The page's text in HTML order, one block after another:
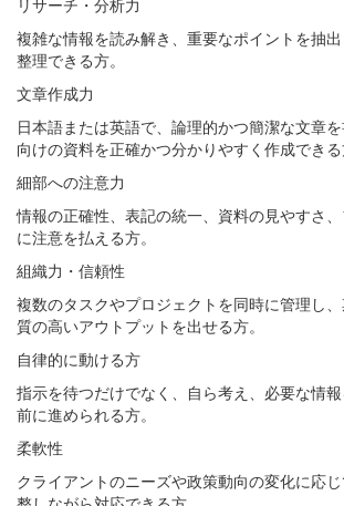
リサーチ・分析力
複雑な情報を読み解き、重要なポイントを抽出
整理できる方。
文章作成力
日本語または英語で、論理的かつ簡潔な文章
向けの資料を正確かつ分かりやすく作成できる
細部への注意力
情報の正確性、表記の統一、資料の見やすさ
に注意を払える方。
組織力・信頼性
複数のタスクやプロジェクトを同時に管理し
質の高いアウトプットを出せる方。
自律的に動ける方
指示を待つだけでなく、自ら考え、必要な情
前に進められる方。
柔軟性
クライアントのニーズや政策動向の変化に応